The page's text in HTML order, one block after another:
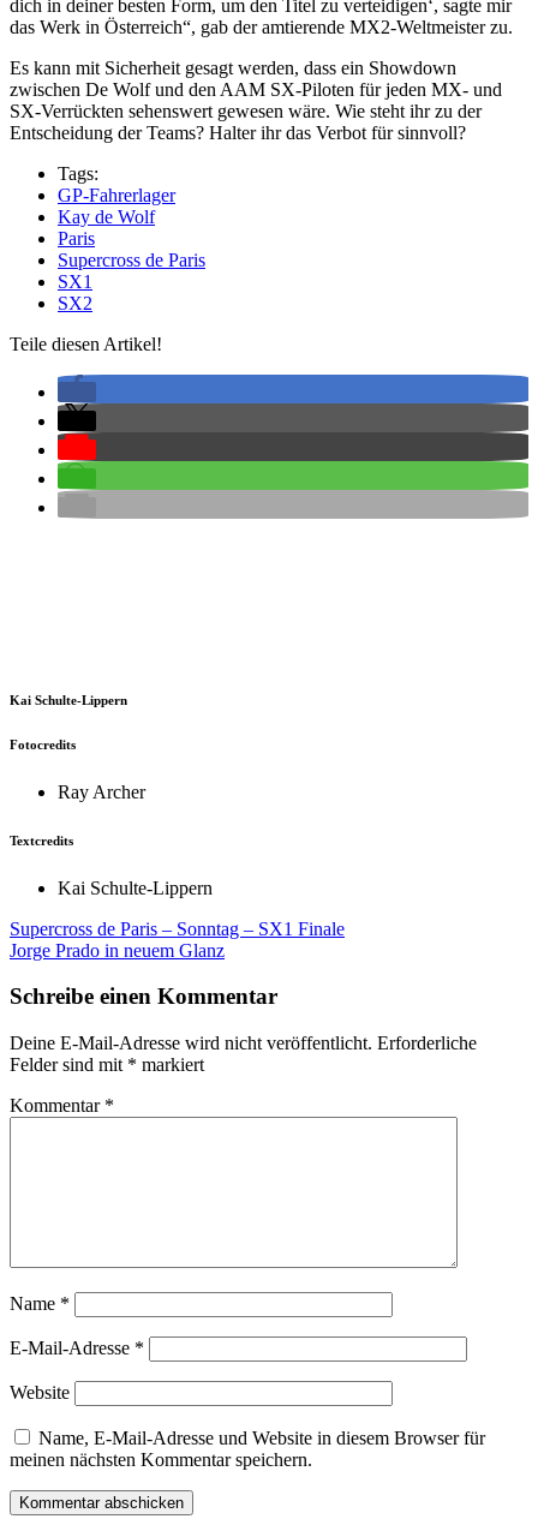
dich in deiner besten Form, um den Titel zu verteidigen‘, sagte mir
das Werk in Österreich“, gab der amtierende MX2-Weltmeister zu.
Es kann mit Sicherheit gesagt werden, dass ein Showdown
zwischen De Wolf und den AAM SX-Piloten für jeden MX- und
SX-Verrückten sehenswert gewesen wäre. Wie steht ihr zu der
Entscheidung der Teams? Halter ihr das Verbot für sinnvoll?
Tags:
GP-Fahrerlager
Kay de Wolf
Paris
Supercross de Paris
SX1
SX2
Teile diesen Artikel!
Kai Schulte-Lippern
Fotocredits
Ray Archer
Textcredits
Kai Schulte-Lippern
Beitragsnavigation
Supercross de Paris – Sonntag – SX1 Finale
Jorge Prado in neuem Glanz
Schreibe einen Kommentar
Deine E-Mail-Adresse wird nicht veröffentlicht. Erforderliche
Felder sind mit * markiert
Kommentar *
Name *
E-Mail-Adresse *
Website
Name, E-Mail-Adresse und Website in diesem Browser für
meinen nächsten Kommentar speichern.